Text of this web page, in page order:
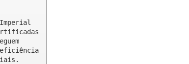
eficiência